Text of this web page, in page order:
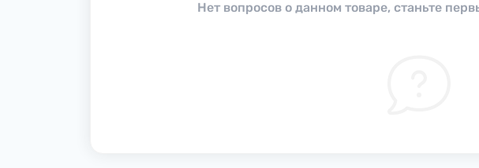
Нет вопросов о данном товаре, станьте